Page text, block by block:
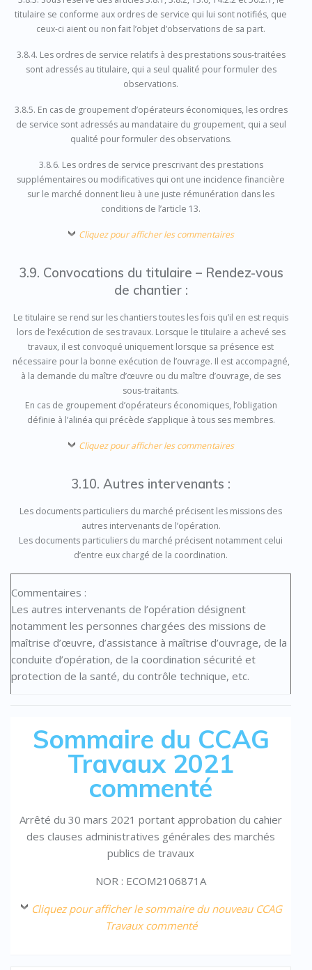
titulaire se conforme aux ordres de service qui lui sont notifiés, que
ceux-ci aient ou non fait l’objet d’observations de sa part.
3.8.4. Les ordres de service relatifs à des prestations sous-traitées
sont adressés au titulaire, qui a seul qualité pour formuler des
observations.
3.8.5. En cas de groupement d’opérateurs économiques, les ordres
de service sont adressés au mandataire du groupement, qui a seul
qualité pour formuler des observations.
3.8.6. Les ordres de service prescrivant des prestations
supplémentaires ou modificatives qui ont une incidence financière
sur le marché donnent lieu à une juste rémunération dans les
conditions de l’article 13.
Cliquez pour afficher les commentaires
3.9. Convocations du titulaire – Rendez-vous
de chantier :
Le titulaire se rend sur les chantiers toutes les fois qu’il en est requis
lors de l’exécution de ses travaux. Lorsque le titulaire a achevé ses
travaux, il est convoqué uniquement lorsque sa présence est
nécessaire pour la bonne exécution de l’ouvrage. Il est accompagné,
à la demande du maître d’œuvre ou du maître d’ouvrage, de ses
sous-traitants.
En cas de groupement d’opérateurs économiques, l’obligation
définie à l’alinéa qui précède s’applique à tous ses membres.
Cliquez pour afficher les commentaires
3.10. Autres intervenants :
Les documents particuliers du marché précisent les missions des
autres intervenants de l’opération.
Les documents particuliers du marché précisent notamment celui
d’entre eux chargé de la coordination.
Commentaires :
Les autres intervenants de l’opération désignent
notamment les personnes chargées des missions de
maîtrise d’œuvre, d’assistance à maîtrise d’ouvrage, de la
conduite d’opération, de la coordination sécurité et
protection de la santé, du contrôle technique, etc.
Sommaire du CCAG
Travaux 2021
commenté
Arrêté du 30 mars 2021 portant approbation du cahier
des clauses administratives générales des marchés
publics de travaux
NOR : ECOM2106871A
Cliquez pour afficher le sommaire du nouveau CCAG
Travaux commenté